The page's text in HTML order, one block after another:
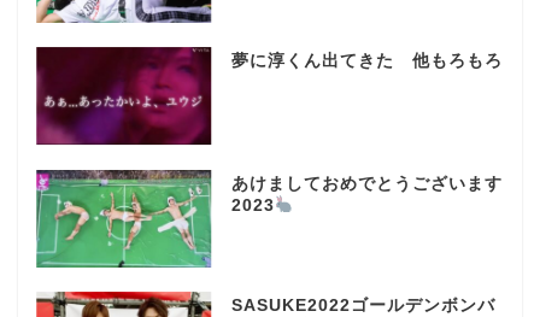
夢に淳くん出てきた 他もろもろ
あけましておめでとうございます
2023
SASUKE2022ゴールデンボンバ